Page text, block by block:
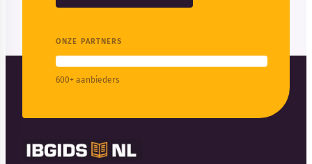
ONZE PARTNERS
600+ aanbieders